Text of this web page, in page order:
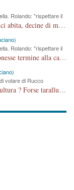
Rolando: "rispettare il
Non sarà utile a lei dott. Parolin che di sicuro non ci abita, decine di migliaia di TIR, automobili e padroncini che passano quotidianamente per una strada appena rotabile, non è più possibile stendere i panni, attraversare la strada senza rischiare la morte, le case stanno crepando, i tempi sono cambiati e la bretella non passerà assolutamente per maddalene (ma cosa sta a dire?!), dia invece responsabilità a chi ha costruito tagliando la strada che doveva invece terminare a isola vicentina e non al moracchino lasciando Motta di Costabissara ancora in panne di traffico. I tempi sono cambiati dottore e se l'anagrafe della vita stagna nell'essere umano impressioni conservatrici, la società non le considera perchè va avanti, si industrializza e ha bisogno di infrastrutture e di sviluppo. Ultima considerazione, se è geloso di Rolando perchè vede in lui solo campagne politiche mentre si difendono i SOLI diritti dei cittadini, la preghiamo faccia considerazioni più appropriate. Saluti e complimenti per i suoi scritti.
Rolando: "rispettare il
Sarebbe ora che il consigliere comunale Pidino, ponesse termine alla campagna elettorale nel territorio del suo seggio Villaggio del Sole. La tiraca è iniziata, distruggerà 6 km di prateria ovest della città, ricca di fonti e sorgenti d'acqua. I cittadini di Maddalene non avranno più Pace la notte. Molta colpa per la costruzione di questa Strada è proprio del signor Rolando,dei suoi gazebo mobili e che vuol far passare questa opera VANDALICA come progetto "utile" a chi ? Non è cosa seria sig. Rolando!
volare di Rucco
Vorrei sapere dal C.C. Rolando cosa intende per Cultura ? Forse tarallucci, vino e sagre, o spaghetti tricolori del PD ? Il continuo (s)parlare della mostra a Palazzo Chiericati caro consigliere DANNEGGIA FORTEMENTE l'immagine della città TUTTA e fa deviare i consensi che in RUSSIA (badi bene ex U.R.S.S.) sono ECCELLENTI. A livello artistico l'evento è di alta Valenza culturale, COMPITO di Tutta la Cittadinanza fare il possibile per propagandare l'iniziativa senza farne UN CASO PARTITICO come fa Lei da sempre. Meno Gazebo + Partecipazione! E così sia. Amen.